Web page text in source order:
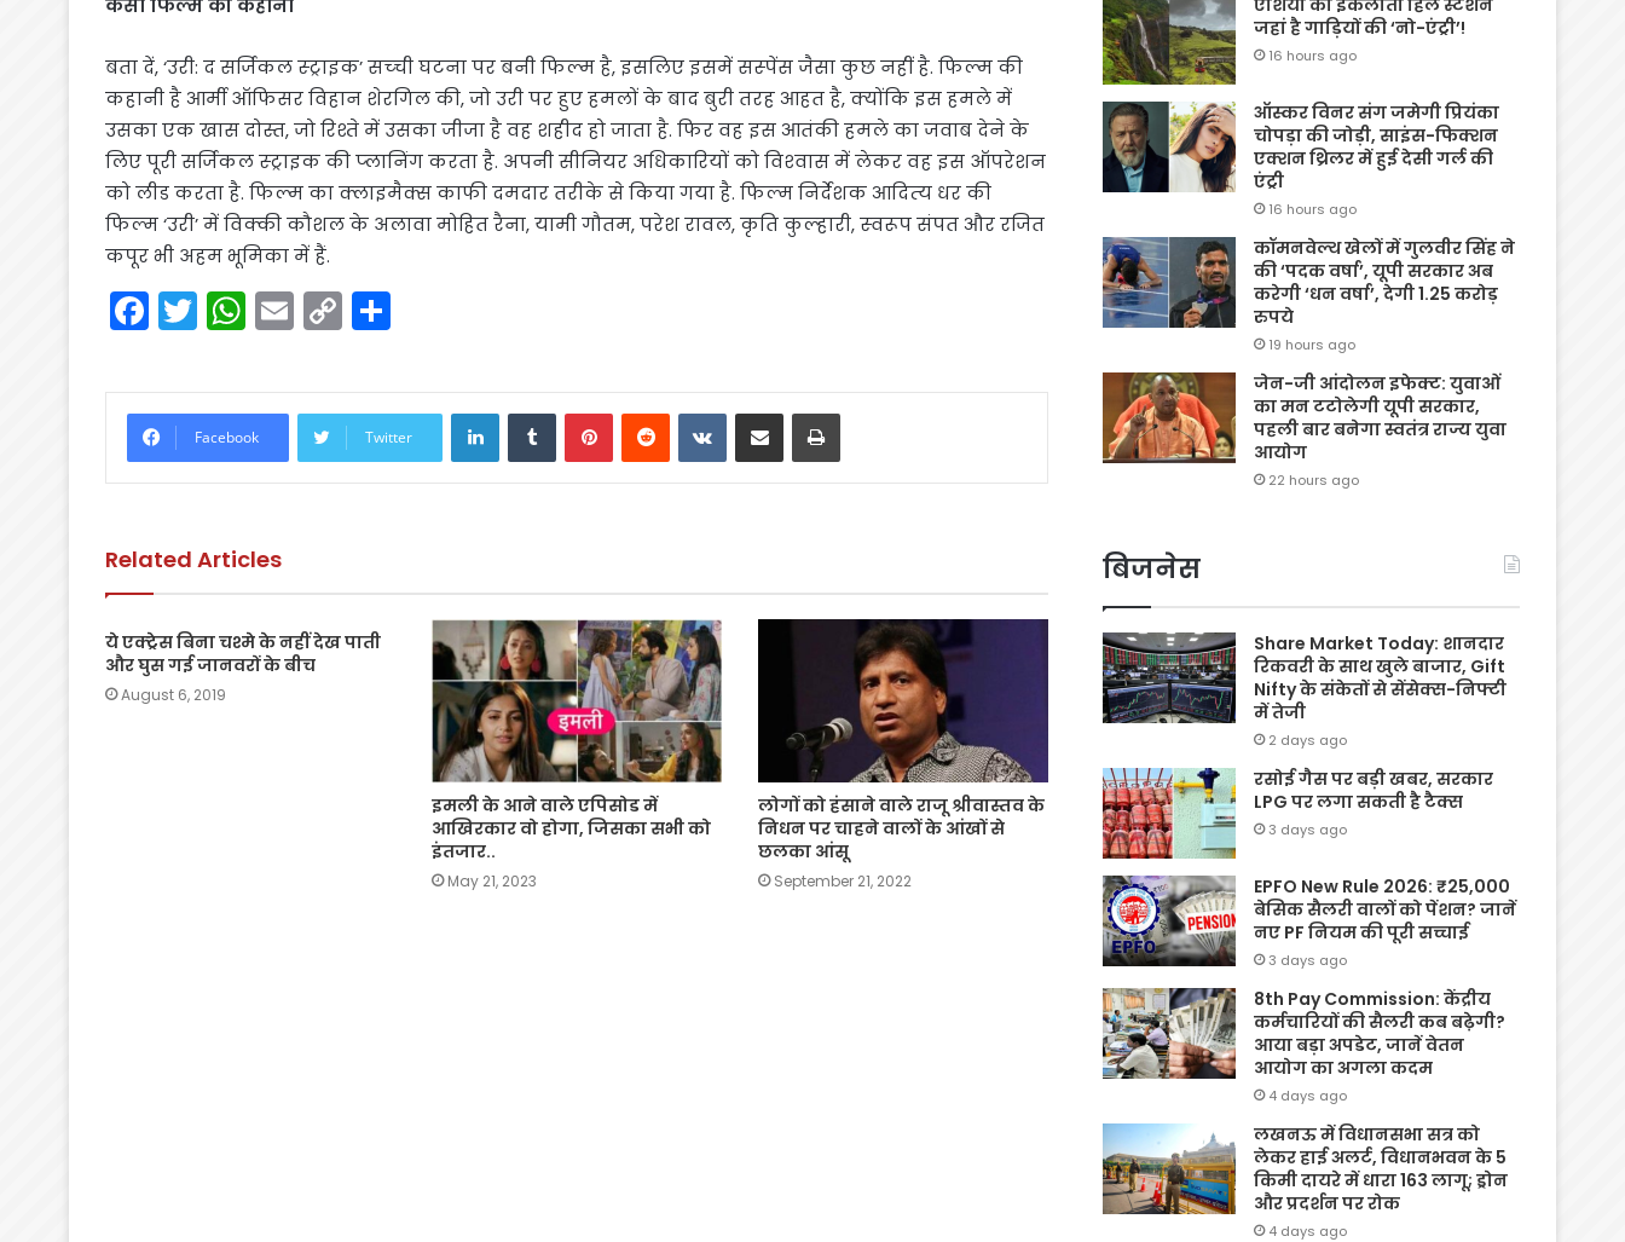
कैसी फिल्म की कहानी
बता दें, ‘उरी: द सर्जिकल स्‍ट्राइक’ सच्‍ची घटना पर बनी फिल्‍म है, इसलिए इसमें सस्‍पेंस जैसा कुछ नहीं है. फिल्‍म की
कहानी है आर्मी ऑफिसर विहान शेरगिल की, जो उरी पर हुए हमलों के बाद बुरी तरह आहत है, क्योंकि इस हमले में
उसका एक खास दोस्त, जो रिश्ते में उसका जीजा है वह शहीद हो जाता है. फिर वह इस आतंकी हमले का जवाब देने के
लिए पूरी सर्जिकल स्‍ट्राइक की प्‍लानिंग करता है. अपनी सीनियर अधिकारियों को विश्‍वास में लेकर वह इस ऑपरेशन
को लीड करता है. फिल्‍म का क्‍लाइमैक्‍स काफी दमदार तरीके से किया गया है. फिल्म निर्देशक आदित्‍य धर की
फिल्म ‘उरी’ में विक्की कौशल के अलावा मोहित रैना, यामी गौतम, परेश रावल, कृति कुल्‍हारी, स्‍वरूप संपत और रजित
कपूर भी अहम भूमिका में हैं.
F
a
c
e
b
o
k
T
w
itt
er
W
h
a
ts
A
p
E
m
ai
l
C
o
p
y
Li
ar
e
Facebook Twitter
LinkedInTumblrPinterestReddit VKontakte
Share via Email Print
Related Articles
ये एक्ट्रेस बिना चश्मे के नहीं देख पाती
और घुस गई जानवरों के बीच
August 6, 2019
इमली के आने वाले एपिसोड में
आखिरकार वो होगा, जिसका सभी को
इंतजार..
May 21, 2023
लोगों को हंसाने वाले राजू श्रीवास्तव के
निधन पर चाहने वालों के आंखों से
छलका आंसू
September 21, 2022
जहां है गाड़ियों की ‘नो-एंट्री’!
16 hours ago
ऑस्कर विनर संग जमेगी प्रियंका
चोपड़ा की जोड़ी, साइंस-फिक्शन
एक्शन थ्रिलर में हुई देसी गर्ल की
एंट्री
16 hours ago
कॉमनवेल्थ खेलों में गुलवीर सिंह ने
की ‘पदक वर्षा’, यूपी सरकार अब
करेगी ‘धन वर्षा’, देगी 1.25 करोड़
रुपये
19 hours ago
जेन-जी आंदोलन इफेक्ट: युवाओं
का मन टटोलेगी यूपी सरकार,
पहली बार बनेगा स्वतंत्र राज्य युवा
आयोग
22 hours ago
बिजनेस
Share Market Today: शानदार
रिकवरी के साथ खुले बाजार, Gift
Nifty के संकेतों से सेंसेक्स-निफ्टी
में तेजी
2 days ago
रसोई गैस पर बड़ी खबर, सरकार
LPG पर लगा सकती है टैक्स
3 days ago
EPFO New Rule 2026: ₹25,000
बेसिक सैलरी वालों को पेंशन? जानें
नए PF नियम की पूरी सच्चाई
3 days ago
8th Pay Commission: केंद्रीय
कर्मचारियों की सैलरी कब बढ़ेगी?
आया बड़ा अपडेट, जानें वेतन
आयोग का अगला कदम
4 days ago
लखनऊ में विधानसभा सत्र को
लेकर हाई अलर्ट, विधानभवन के 5
किमी दायरे में धारा 163 लागू; ड्रोन
और प्रदर्शन पर रोक
4 days ago